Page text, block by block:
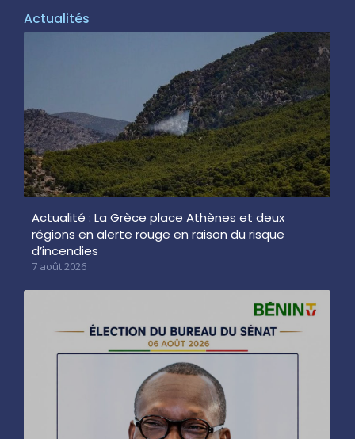
Actualités
Actualité : La Grèce place Athènes et deux
régions en alerte rouge en raison du risque
d’incendies
7 août 2026